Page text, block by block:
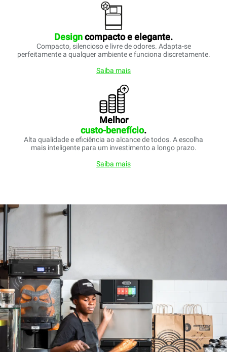
Designcompacto e elegante.
Compacto, silencioso e livre de odores. Adapta-se
perfeitamente a qualquer ambiente e funciona discretamente.
Saiba mais
Melhor
custo-benefício.
Alta qualidade e eficiência ao alcance de todos. A escolha
mais inteligente para um investimento a longo prazo.
Saiba mais